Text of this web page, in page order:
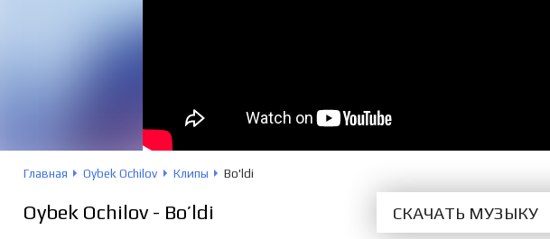
Главная Oybek Ochilov Клипы Bo'ldi
Oybek Ochilov - Bo’ldi СКАЧАТЬ МУЗЫКУ